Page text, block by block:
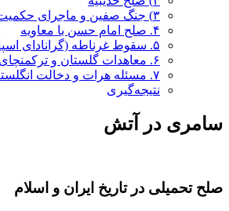
۳) جنگ صفین و ماجرای حکمیت
۴. صلح امام حسن با معاویه
۵. سقوط غرناطه (گرانادای اسپانیا)
۶. معاهدات گلستان و ترکمنچای
۷. مسئله هرات و دخالت انگلستان
نتیجه‌گیری
سامری در آتش
صلح تحمیلی در تاریخ ایران و اسلام